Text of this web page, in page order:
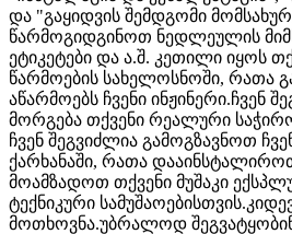
და "გაყიდვის შემდგომი
წარმოგიდგინოთ ნედლეულის
ეტიკეტები და ა.შ. კეთილი იყოს
წარმოების სახელოსნოში, რათა
აწარმოებს ჩვენი ინჟინერი.ჩვენ
მორგება თქვენი რეალური
ჩვენ შეგვიძლია გამოგზავნოთ
ქარხანაში, რათა
მოამზადოთ თქვენი მუშაკი
ტექნიკური
მოთხოვნა.უბრალოდ